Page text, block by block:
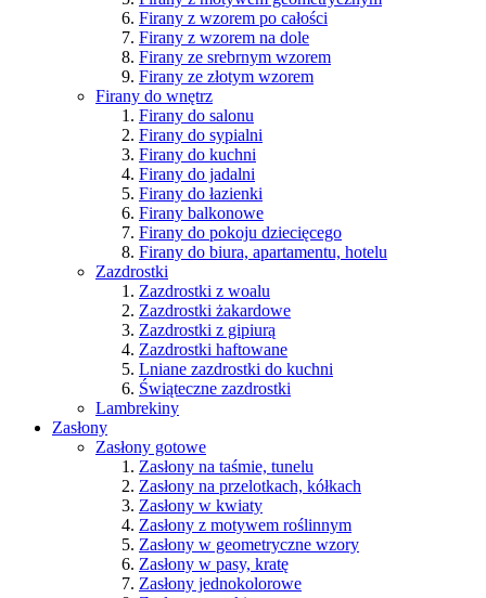
Firany z wzorem po całości
Firany z wzorem na dole
Firany ze srebrnym wzorem
Firany ze złotym wzorem
Firany do wnętrz
Firany do salonu
Firany do sypialni
Firany do kuchni
Firany do jadalni
Firany do łazienki
Firany balkonowe
Firany do pokoju dziecięcego
Firany do biura, apartamentu, hotelu
Zazdrostki
Zazdrostki z woalu
Zazdrostki żakardowe
Zazdrostki z gipiurą
Zazdrostki haftowane
Lniane zazdrostki do kuchni
Świąteczne zazdrostki
Lambrekiny
Zasłony
Zasłony gotowe
Zasłony na taśmie, tunelu
Zasłony na przelotkach, kółkach
Zasłony w kwiaty
Zasłony z motywem roślinnym
Zasłony w geometryczne wzory
Zasłony w pasy, kratę
Zasłony jednokolorowe